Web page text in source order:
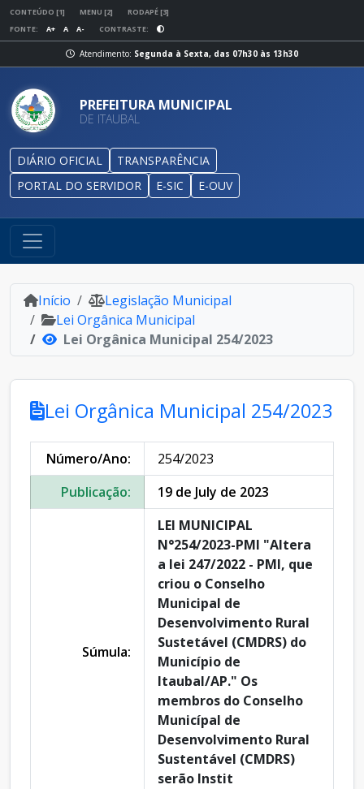
CONTEÚDO [1] MENU [2]
RODAPÉ [3]
FONTE:
A+ A A- CONTRASTE:
Atendimento: Segunda à Sexta, das 07h30 às 13h30
PREFEITURA MUNICIPAL
DE ITAUBAL
DIÁRIO OFICIAL
TRANSPARÊNCIA
PORTAL DO SERVIDOR
E-SIC E-OUV
Início
Legislação Municipal
Lei Orgânica Municipal
Lei Orgânica Municipal 254/2023
Lei Orgânica Municipal 254/2023
Número/Ano:
254/2023
Publicação:
19 de July de 2023
Súmula:
LEI MUNICIPAL
N°254/2023-PMI "Altera
a lei 247/2022 - PMI, que
criou o Conselho
Municipal de
Desenvolvimento Rural
Sustetável (CMDRS) do
Município de
Itaubal/AP." Os
membros do Conselho
Municípal de
Desenvolvimento Rural
Sustentável (CMDRS)
serão Instit